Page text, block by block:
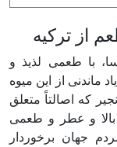
با طعمی لذیذ و
ماندنی از این میوه
که اصالتاً متعلق
و عطر و طعمی
جهان برخوردار